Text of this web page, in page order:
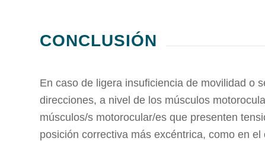
CONCLUSIÓN
En caso de ligera insuficiencia de movilidad o
direcciones, a nivel de los músculos
músculos/s motorocular/es que presenten
posición correctiva más excéntrica, como en